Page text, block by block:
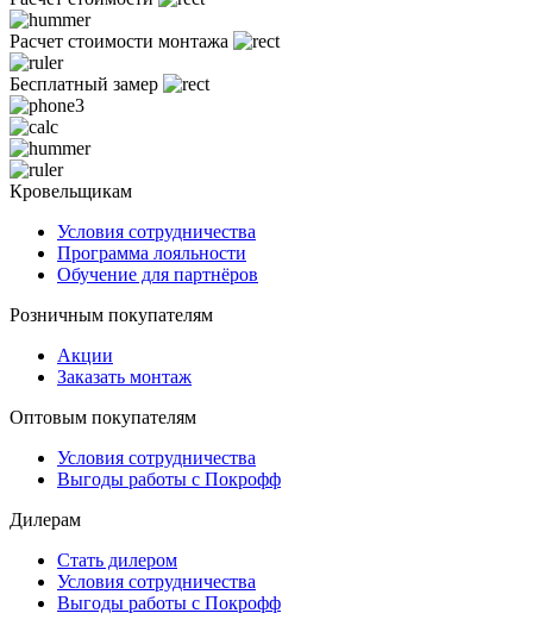
Расчет стоимости монтажа
Бесплатный замер
Кровельщикам
Условия сотрудничества
Программа лояльности
Обучение для партнёров
Розничным покупателям
Акции
Заказать монтаж
Оптовым покупателям
Условия сотрудничества
Выгоды работы с Покрофф
Дилерам
Стать дилером
Условия сотрудничества
Выгоды работы с Покрофф